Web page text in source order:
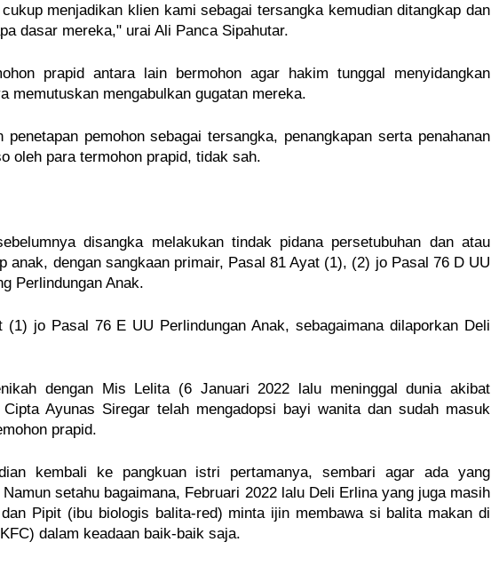
menjadikan klien kami sebagai tersangka kemudian ditangkap dan
dasar mereka," urai Ali Panca Sipahutar.
prapid antara lain bermohon agar hakim tunggal menyidangkan
memutuskan mengabulkan gugatan mereka.
pemohon sebagai tersangka, penangkapan serta penahanan
oleh para termohon prapid, tidak sah.
disangka melakukan tindak pidana persetubuhan dan atau
anak, dengan sangkaan primair, Pasal 81 Ayat (1), (2) jo Pasal 76 D UU
Perlindungan Anak.
(1) jo Pasal 76 E UU Perlindungan Anak, sebagaimana dilaporkan Deli
dengan Mis Lelita (6 Januari 2022 lalu meninggal dunia akibat
Ayunas Siregar telah mengadopsi bayi wanita dan sudah masuk
prapid.
kembali ke pangkuan istri pertamanya, sembari agar ada yang
setahu bagaimana, Februari 2022 lalu Deli Erlina yang juga masih
Pipit (ibu biologis balita-red) minta ijin membawa si balita makan di
dalam keadaan baik-baik saja.